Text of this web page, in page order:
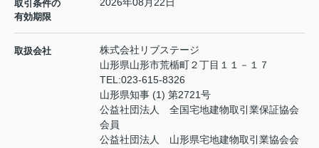
取引条件の
有効期限
取扱会社
株式会社リブステージ
山形県山形市荒楯町２丁目１１－１７
TEL:023-615-8326
山形県知事 (1) 第2721号
公益社団法人 全国宅地建物取引業保証協会
会員
公益社団法人 山形県宅地建物取引業協会会